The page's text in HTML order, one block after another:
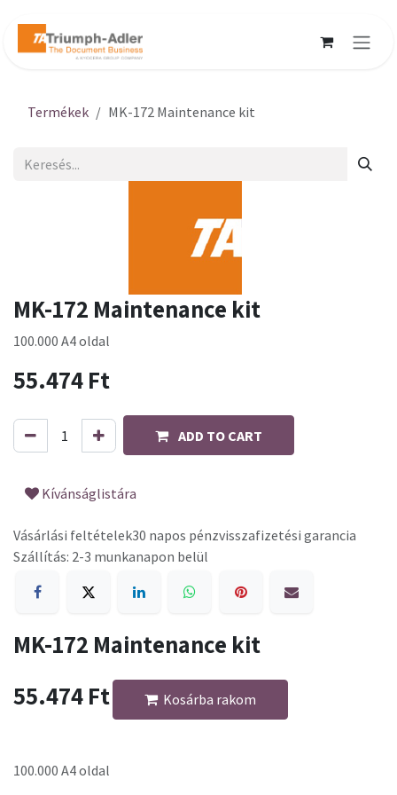
Termékek MK-172 Maintenance kit
MK-172 Maintenance kit
100.000 A4 oldal
55.474Ft
ADD TO CART
Kívánságlistára
Vásárlási feltételek30 napos pénzvisszafizetési garancia
Szállítás: 2-3 munkanapon belül
MK-172 Maintenance kit
55.474Ft Kosárba rakom
100.000 A4 oldal